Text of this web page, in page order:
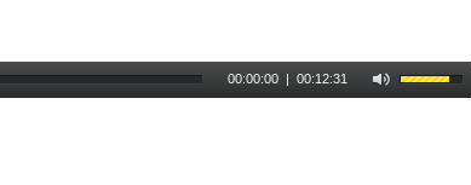
00:00:00 | 00:12:31